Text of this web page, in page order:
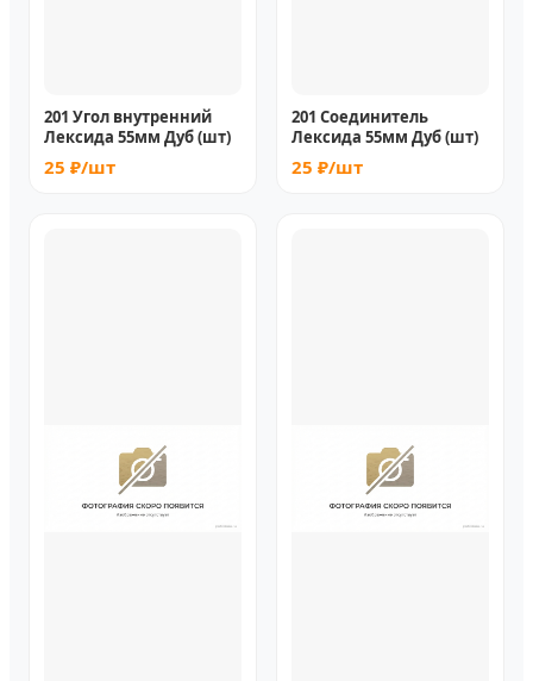
201 Угол внутренний
Лексида 55мм Дуб (шт)
25 ₽/шт
201 Соединитель
Лексида 55мм Дуб (шт)
25 ₽/шт